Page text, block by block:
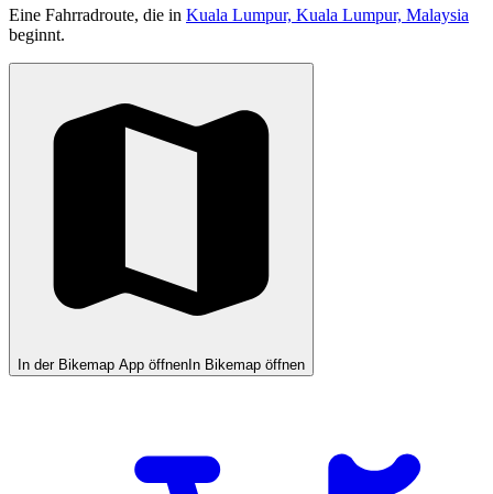
Eine Fahrradroute, die in Kuala Lumpur, Kuala Lumpur, Malaysia
beginnt.
In der Bikemap App öffnen In Bikemap öffnen